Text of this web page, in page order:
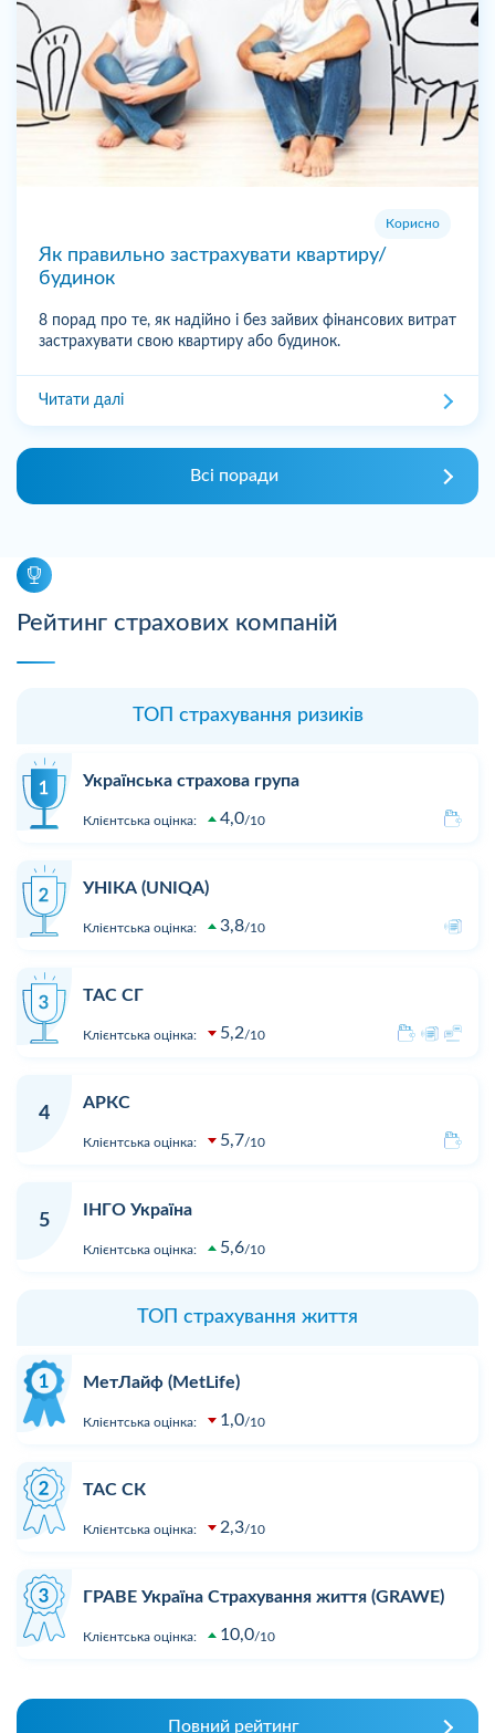
Корисно
Як правильно застрахувати квартиру/
будинок
8 порад про те, як надійно і без зайвих фінансових витрат
застрахувати свою квартиру або будинок.
Читати далі
Всі поради
Рейтинг страхових компаній
ТОП страхування ризиків
Українська страхова група
Клієнтська оцінка: 4,0 10
УНІКА (UNIQA)
Клієнтська оцінка: 3,8 10
ТАС СГ
Клієнтська оцінка: 5,2 10
4
АРКС
Клієнтська оцінка: 5,7 10
5
ІНГО Україна
Клієнтська оцінка: 5,6 10
ТОП страхування життя
МетЛайф (MetLife)
Клієнтська оцінка: 1,0 10
ТАС СК
Клієнтська оцінка: 2,3 10
ГРАВЕ Україна Страхування життя (GRAWE)
Клієнтська оцінка: 10,0 10
Повний рейтинг